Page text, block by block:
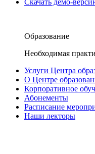
Скачать демо-
Образование
Необходимая
Услуги Центра
О Центре
Корпоративное
Абонементы
Расписание
Наши лекторы